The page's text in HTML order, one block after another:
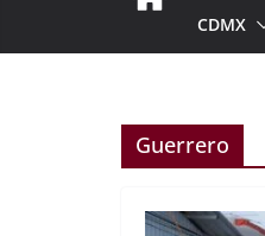
CDMX
Guerrero